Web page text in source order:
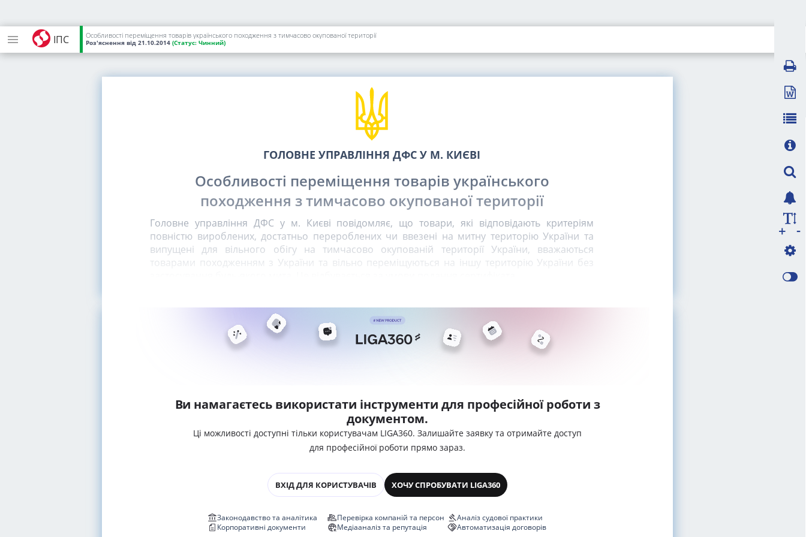
ІПС Особливості переміщення товарів українського походження з тимчасово окупованої території
Роз'яснення від 21.10.2014 (Статус: Чинний)
ГОЛОВНЕ УПРАВЛІННЯ ДФС У М. КИЄВІ
Особливості переміщення товарів українського
походження з тимчасово окупованої території
Головне управління ДФС у м. Києві повідомляє, що товари, які відповідають критеріям
повністю вироблених, достатньо перероблених чи ввезені на митну територію України та
випущені для вільного обігу на тимчасово окупованій території України, вважаються
товарами походженням з України та вільно переміщуються на іншу територію України без
Ви намагаєтесь використати інструменти для професійної роботи з
документом.
Ці можливості доступні тільки користувачам LIGA360. Залишайте заявку та отримайте доступ
для професійної роботи прямо зараз.
ВХІД ДЛЯ КОРИСТУВАЧІВ ХОЧУ СПРОБУВАТИ LIGA360
Законодавство та аналітика
Корпоративні документи
Перевірка компаній та персон
Медіааналіз та репутація
Аналіз судової практики
Автоматизація договорів
-
+